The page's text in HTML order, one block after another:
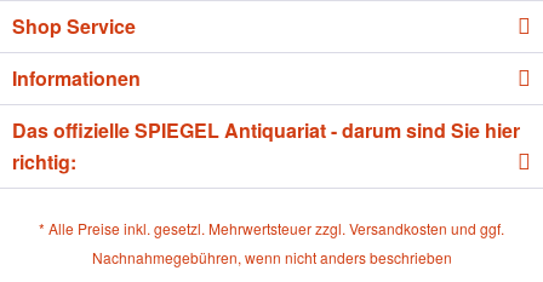
Shop Service
Informationen
Das offizielle SPIEGEL Antiquariat - darum sind Sie hier
richtig:
* Alle Preise inkl. gesetzl. Mehrwertsteuer zzgl. Versandkosten und ggf.
Nachnahmegebühren, wenn nicht anders beschrieben